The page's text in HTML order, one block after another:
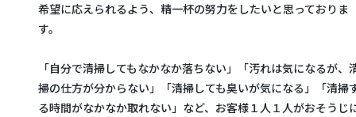
希望に応えられるよう、精一杯の努力をしたいと思っておりま
す。
「自分で清掃してもなかなか落ちない」「汚れは気になるが、
掃の仕方が分からない」「清掃しても臭いが気になる」「清掃
る時間がなかなか取れない」など、お客様１人１人がおそうじ